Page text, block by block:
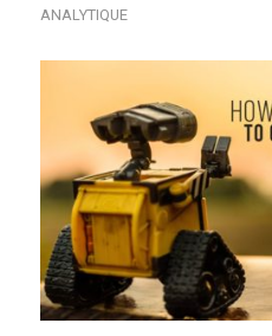
ANALYTIQUE